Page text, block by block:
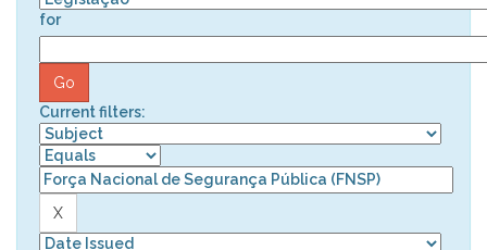
for
Current filters: